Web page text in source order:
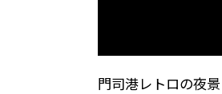
門司港レトロの夜景